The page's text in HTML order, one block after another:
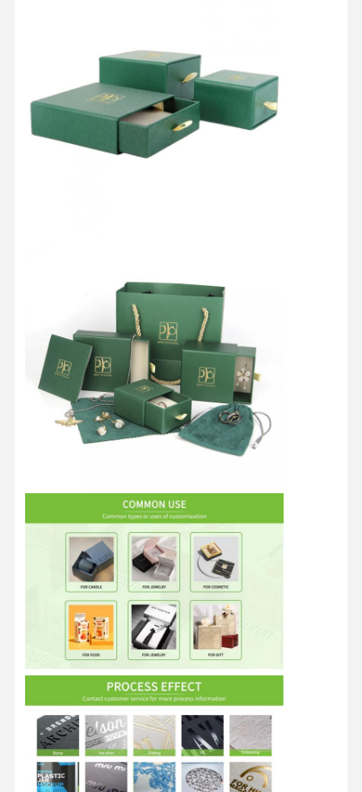
Skontaktuj
Się Z Nami
Wszystkie
Przypadki
Kosmetyczne pudełko opakowaniowe
Pudełko na opakowanie żywności
Torebka papierowa